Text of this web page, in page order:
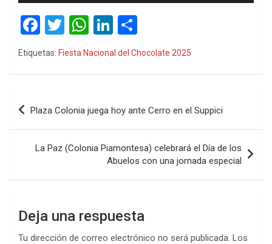
F
a
ce
k
T
wi
tt
W
h
at
p
Li
n
ke
o
m
ar
Etiquetas: Fiesta Nacional del Chocolate 2025
Navegación
de
entradas
Plaza Colonia juega hoy ante Cerro en el Suppici
La Paz (Colonia Piamontesa) celebrará el Día de los
Abuelos con una jornada especial
Deja una respuesta
Tu dirección de correo electrónico no será publicada. Los